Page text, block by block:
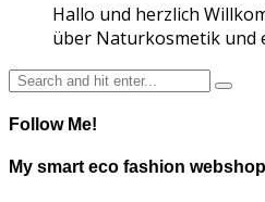
Hallo und herzlich
über Naturkosmetik und
Follow Me!
My smart eco fashion